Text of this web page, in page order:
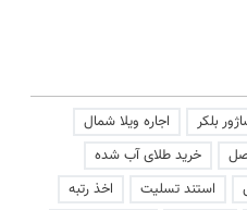
بلکر
اجاره ویلا شمال
خرید طلای آب شده
استند تسلیت
اخذ رتبه